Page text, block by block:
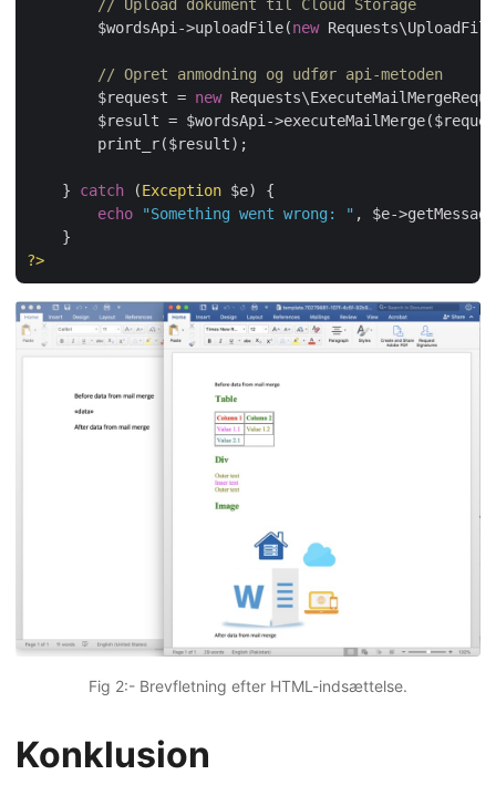
// Upload dokument til Cloud Storage
        $wordsApi->uploadFile(
new
// Opret anmodning og udfør api-metoden
        $request =
new
$result = $wordsApi-
        print_r($result);
    }
catch (Exception $e) {
echo
"Something went wrong: " , $e-
?>
Fig 2:- Brevfletning efter HTML-indsættelse.
Konklusion